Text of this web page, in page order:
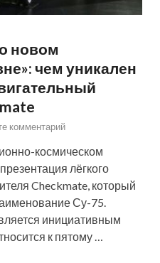
новом
чем уникален
комментарий
космическом
лёгкого
Checkmate, который
Су-75.
инициативным
к пятому …